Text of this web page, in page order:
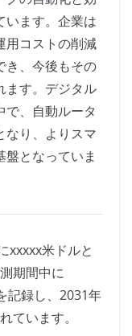
います。企業は
用コストの削減
き、今後もその
ます。デジタル
で、自動ルータ
なり、よりスマ
となっていま
xxxxx米ドルと
期間中に
記録し、2031年
ています。